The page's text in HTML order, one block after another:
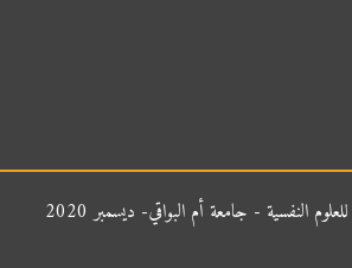
النفسية - جامعة أم البواقي- ديسمبر 2020